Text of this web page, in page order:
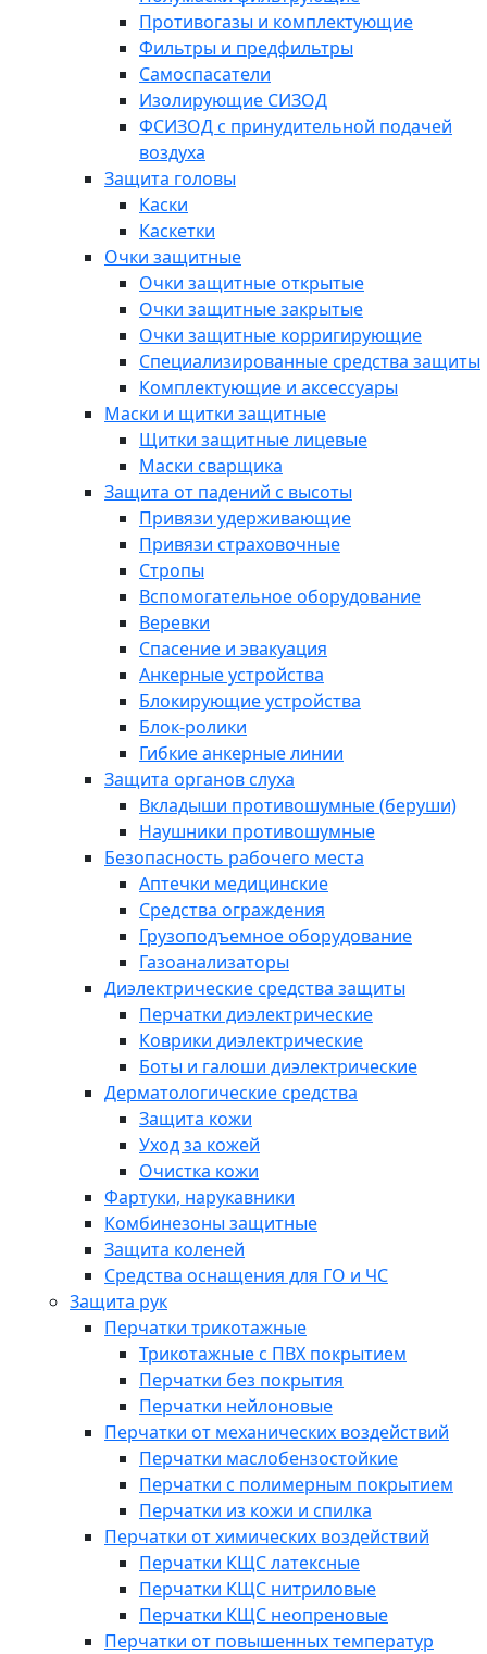
Противогазы и комплектующие
Фильтры и предфильтры
Самоспасатели
Изолирующие СИЗОД
ФСИЗОД с принудительной подачей
воздуха
Защита головы
Каски
Каскетки
Очки защитные
Очки защитные открытые
Очки защитные закрытые
Очки защитные корригирующие
Специализированные средства защиты
Комплектующие и аксессуары
Маски и щитки защитные
Щитки защитные лицевые
Маски сварщика
Защита от падений с высоты
Привязи удерживающие
Привязи страховочные
Стропы
Вспомогательное оборудование
Веревки
Спасение и эвакуация
Анкерные устройства
Блокирующие устройства
Блок-ролики
Гибкие анкерные линии
Защита органов слуха
Вкладыши противошумные (беруши)
Наушники противошумные
Безопасность рабочего места
Аптечки медицинские
Средства ограждения
Грузоподъемное оборудование
Газоанализаторы
Диэлектрические средства защиты
Перчатки диэлектрические
Коврики диэлектрические
Боты и галоши диэлектрические
Дерматологические средства
Защита кожи
Уход за кожей
Очистка кожи
Фартуки, нарукавники
Комбинезоны защитные
Защита коленей
Средства оснащения для ГО и ЧС
Защита рук
Перчатки трикотажные
Трикотажные с ПВХ покрытием
Перчатки без покрытия
Перчатки нейлоновые
Перчатки от механических воздействий
Перчатки маслобензостойкие
Перчатки с полимерным покрытием
Перчатки из кожи и спилка
Перчатки от химических воздействий
Перчатки КЩС латексные
Перчатки КЩС нитриловые
Перчатки КЩС неопреновые
Перчатки от повышенных температур